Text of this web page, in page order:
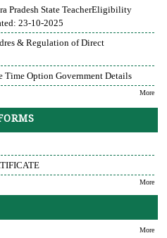
Pradesh State TeacherEligibility
23-10-2025
& Regulation of Direct
Time Option Government Details
More
More
More